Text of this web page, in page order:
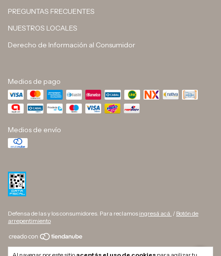
PREGUNTAS FRECUENTES
NUESTROS LOCALES
Derecho de Información al Consumidor
Medios de pago
Medios de envío
Defensa de las y los consumidores. Para reclamos ingresá acá. / Botón de
arrepentimiento
Copyright DINO BUTELLI - 33709627169 - 2026. Todos los derechos